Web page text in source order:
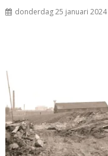
donderdag 25 januari 2024